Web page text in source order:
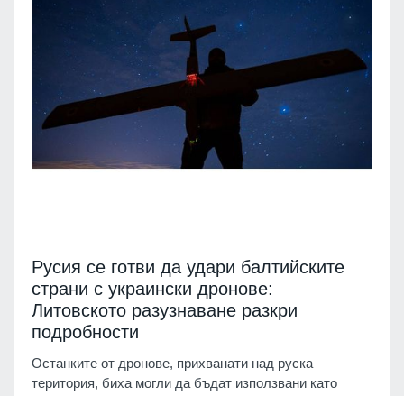
Русия се готви да удари балтийските
страни с украински дронове:
Литовското разузнаване разкри
подробности
Останките от дронове, прихванати над руска
територия, биха могли да бъдат използвани като